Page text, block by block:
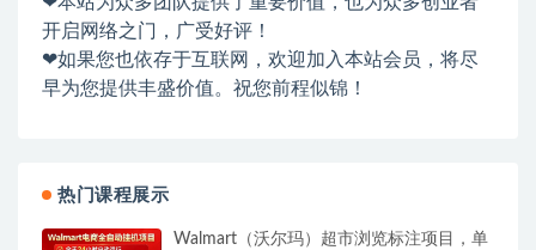
开启网络之门，广受好评！
❤如果您也依存于互联网，欢迎加入本站会员，将尽
早为您提供丰盛价值。祝您前程似锦！
热门课程展示
Walmart（沃尔玛）超市浏览标注项目，单